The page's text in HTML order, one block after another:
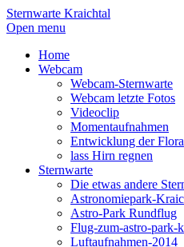
Sternwarte Kraichtal
Open menu
Home
Webcam
Webcam-Sternwarte
Webcam letzte Fotos
Videoclip
Momentaufnahmen
Entwicklung der Flora
lass Hirn regnen
Sternwarte
Die etwas andere
Astronomiepark-
Astro-Park Rundflug
Flug-zum-astro-park-
Luftaufnahmen-2014